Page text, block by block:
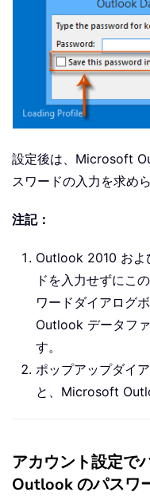
設定後は、Microsoft
スワードの入力を求め
注記：
Outlook 2010 およ
ドを入力せずにこ
ワードダイアログ
Outlook データフ
す。
ポップアップダイ
と、Microsoft
アカウント設定で
Outlook のパスワ